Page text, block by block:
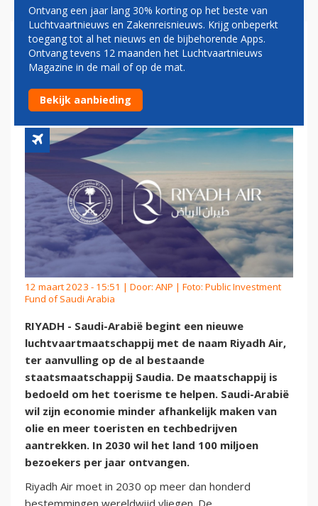
SAUDI-ARABIË GAAT
CONCURRENTIE AAN MET
MIDDEN-OOSTEN AIRLINES
12 maart 2023 - 15:51 | Door: ANP | Foto: Public Investment
Fund of Saudi Arabia
RIYADH - Saudi-Arabië begint een nieuwe
luchtvaartmaatschappij met de naam Riyadh Air,
ter aanvulling op de al bestaande
staatsmaatschappij Saudia. De maatschappij is
bedoeld om het toerisme te helpen. Saudi-Arabië
wil zijn economie minder afhankelijk maken van
olie en meer toeristen en techbedrijven
aantrekken. In 2030 wil het land 100 miljoen
bezoekers per jaar ontvangen.
Riyadh Air moet in 2030 op meer dan honderd
Ontvang een jaar lang 30% korting op het beste van
Luchtvaartnieuws en Zakenreisnieuws. Krijg onbeperkt
toegang tot al het nieuws en de bijbehorende Apps.
Ontvang tevens 12 maanden het Luchtvaartnieuws
Magazine in de mail of op de mat.
Bekijk aanbieding